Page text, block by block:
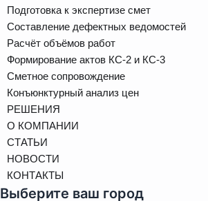
Подготовка к экспертизе смет
Составление дефектных ведомостей
Расчёт объёмов работ
Формирование актов КС-2 и КС-3
Сметное сопровождение
Конъюнктурный анализ цен
РЕШЕНИЯ
О КОМПАНИИ
СТАТЬИ
НОВОСТИ
КОНТАКТЫ
Выберите ваш город